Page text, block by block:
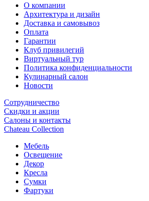
О компании
Архитектура и дизайн
Доставка и самовывоз
Оплата
Гарантии
Клуб привилегий
Виртуальный тур
Политика конфиденциальности
Кулинарный салон
Новости
Сотрудничество
Скидки и акции
Салоны и контакты
Chateau Collection
Мебель
Освещение
Декор
Кресла
Сумки
Фартуки